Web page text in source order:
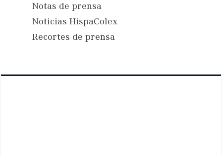
Notas de prensa
Noticias HispaColex
Recortes de prensa